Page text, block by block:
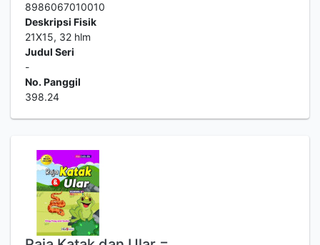
8986067010010
Deskripsi Fisik
21X15, 32 hlm
Judul Seri
-
No. Panggil
398.24